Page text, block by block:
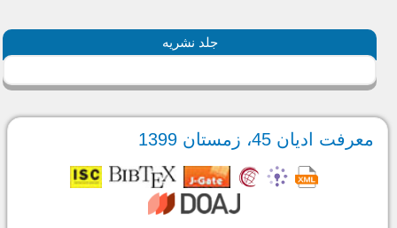
جلد نشریه
معرفت ادیان 45، زمستان 1399